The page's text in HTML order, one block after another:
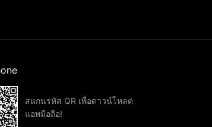
สแกนรหัส QR เพื่อดาวน์โหลด
แอพมือถือ!